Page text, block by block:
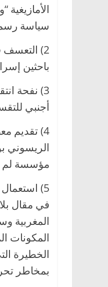
سياسة
2) التعسف
باحثين
3) نفحة
أجنبي
4) تقديم
مؤسسة لم
5)
في مقال
المغربية
المكونات
الخطيرة
بمخاطر